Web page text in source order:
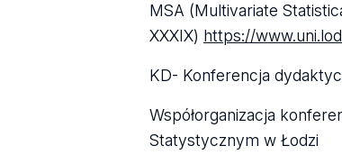
MSA (Multivariate
XXXIX) https://
KD- Konferencja
Współorganizacja
Statystycznym w Łodzi